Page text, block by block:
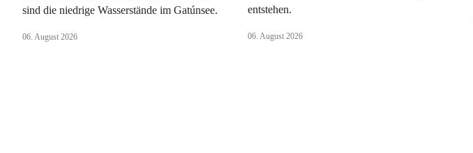
sind die niedrige Wasserstände im Gatúnsee.
06. August 2026
entstehen.
06. August 2026